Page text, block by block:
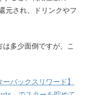
元され、ドリンクやフ
多少面倒ですが、こ
ーバックスリワード】